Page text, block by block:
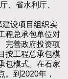
、省水利厅、
设项目组织实
程总承包单位对
完善政府投资项
按工程总承包模
包模式。在石家
。到2020年，